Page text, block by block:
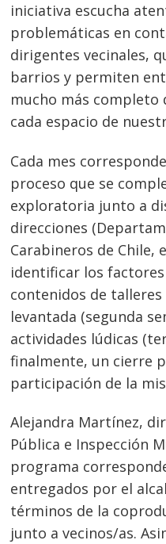
iniciativa escucha
problemáticas en
dirigentes vecinales,
barrios y permiten
mucho más completo
cada espacio de
Cada mes
proceso que se
exploratoria junto a
direcciones
Carabineros de Chile,
identificar los
contenidos de
levantada (segunda
actividades lúdicas
finalmente, un cierre
participación de la
Alejandra Martínez,
Pública e Inspección
programa
entregados por el
términos de la
junto a vecinos/as.
Navegación
de
entradas